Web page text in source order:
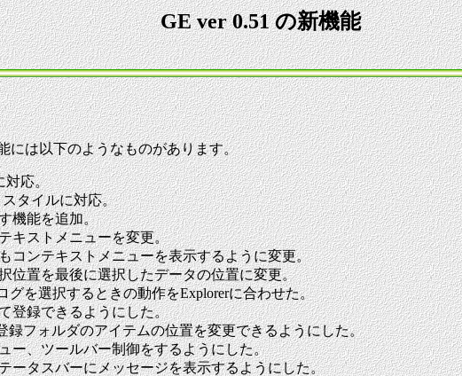
GE ver 0.51 の新機能
は以下のようなものがあります。
対応。
タイルに対応。
機能を追加。
キストメニューを変更。
コンテキストメニューを表示するように変更。
位置を最後に選択したデータの位置に変更。
グを選択するときの動作をExplorerに合わせた。
登録できるようにした。
録フォルダのアイテムの位置を変更できるようにした。
ー、ツールバー制御をするようにした。
ータスバーにメッセージを表示するようにした。